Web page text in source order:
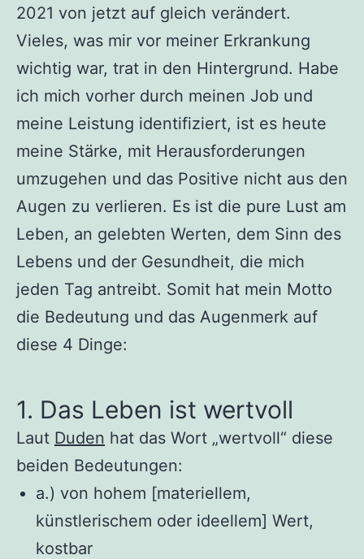
2021 von jetzt auf gleich verändert.
Vieles, was mir vor meiner Erkrankung
wichtig war, trat in den Hintergrund. Habe
ich mich vorher durch meinen Job und
meine Leistung identifiziert, ist es heute
meine Stärke, mit Herausforderungen
umzugehen und das Positive nicht aus den
Augen zu verlieren. Es ist die pure Lust am
Leben, an gelebten Werten, dem Sinn des
Lebens und der Gesundheit, die mich
jeden Tag antreibt. Somit hat mein Motto
die Bedeutung und das Augenmerk auf
diese 4 Dinge:
1. Das Leben ist wertvoll
Laut Duden hat das Wort „wertvoll“ diese
beiden Bedeutungen:
a.) von hohem [materiellem,
künstlerischem oder ideellem] Wert,
kostbar